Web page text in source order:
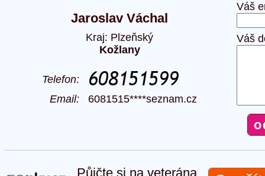
Jaroslav Váchal
Kraj: Plzeňský
Kožlany
Telefon:
Email: 6081515****seznam.cz
Váš
Váš
Půjčte si na veterána